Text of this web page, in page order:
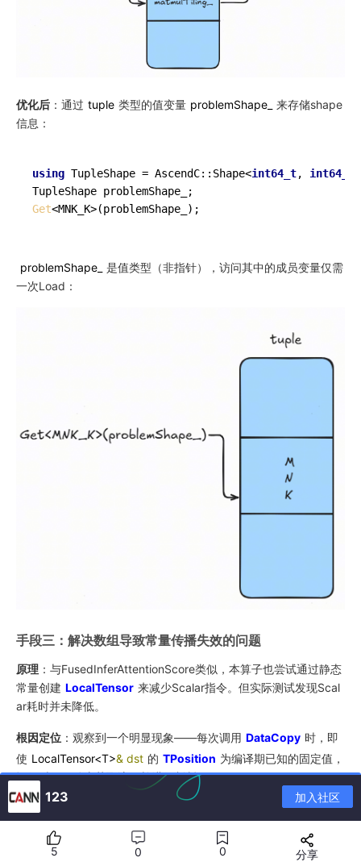
优化后 ：通过 tuple 类型的值变量 problemShape_
来存储shape
信息：
using TupleShape = AscendC::Shape<int64_t, int64_t
Get
problemShape_
是值类型（非指针），访问其中的成员变量仅需
一次Load：
手段三：解决数组导致常量传播失效的问题
原理 ：与FusedInferAttentionScore类似，本算子也尝试通过静态
常量创建 LocalTensor 来减少Scalar指令。但实际测试发现Scal
ar耗时并未降低。
根因定位 ：观察到一个明显现象——每次调用 DataCopy 时，即
使 LocalTensor<T>& dst 的 TPosition 为编译期已知的固定值，
运行时仍要动态获取该值并进行判断：
123 加入社区
5 0
0 分享